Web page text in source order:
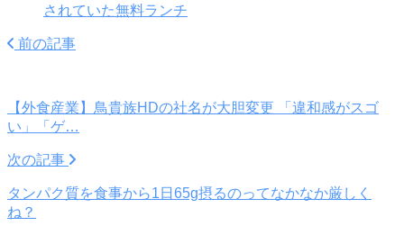
されていた無料ランチ
前の記事
【外食産業】鳥貴族HDの社名が大胆変更 「違和感がスゴ
い」「ゲ…
次の記事
タンパク質を食事から1日65g摂るのってなかなか厳しく
ね？